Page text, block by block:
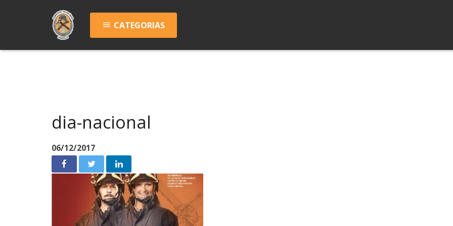
menu CATEGORIAS
dia-nacional
06/12/2017